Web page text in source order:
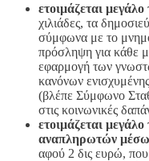
ετοιμάζεται
χιλιάδες, τα
σύμφωνα με το
πρόσληψη για κάθε
εφαρμογή των
κανόνων
(βλέπε Σύμφωνο
στις κοινωνικές
ετοιμάζεται
αναπληρωτών
αφού 2 δις ευρώ,